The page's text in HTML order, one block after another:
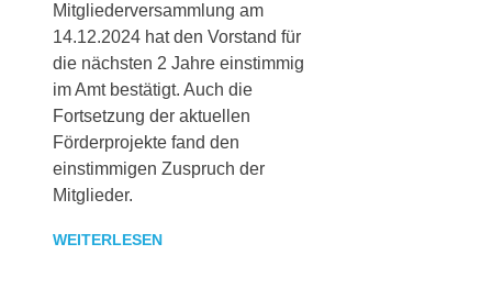
Mitgliederversammlung am
14.12.2024 hat den Vorstand für
die nächsten 2 Jahre einstimmig
im Amt bestätigt. Auch die
Fortsetzung der aktuellen
Förderprojekte fand den
einstimmigen Zuspruch der
Mitglieder.
WEITERLESEN